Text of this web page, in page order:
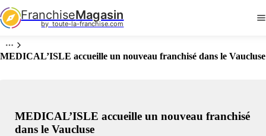
FranchiseMagasin
by  toute-la-franchise.com
MEDICAL’ISLE accueille un nouveau franchisé dans le Vaucluse
MEDICAL’ISLE accueille un nouveau franchisé
dans le Vaucluse